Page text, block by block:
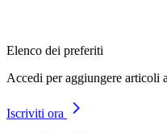
Elenco dei preferiti
Accedi per aggiungere articoli
Iscriviti ora